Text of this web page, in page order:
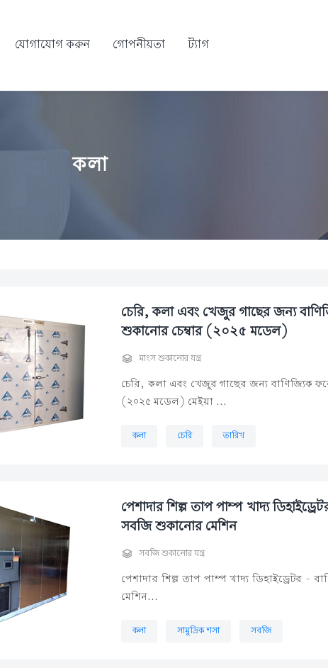
যোগাযোগ করুন গোপনীয়তা ট্যাগ
কলা
চেরি, কলা এবং খেজুর গাছের জন্য
শুকানোর চেম্বার (২০২৫ মডেল)
 মাংস শুকানোর যন্ত্র
চেরি, কলা এবং খেজুর গাছের জন্য বাণিজ্যিক
(২০২৫ মডেল) মেইয়া ...
কলা চেরি তারিখ
পেশাদার শিল্প তাপ পাম্প খাদ্য
সবজি শুকানোর মেশিন
 সবজি শুকানোর যন্ত্র
পেশাদার শিল্প তাপ পাম্প খাদ্য ডিহাইড্রেটর -
মেশিন...
কলা সামুদ্রিক শসা সবজি